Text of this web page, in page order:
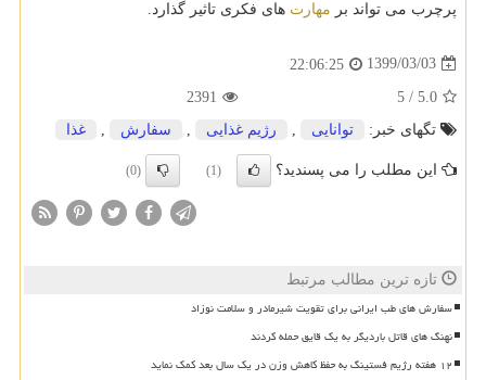
پرچرب می تواند بر مهارت های فکری تاثیر گذارد.
1399/03/03
22:06:25
5.0
/
5
2391
تگهای خبر:
توانایی رژیم غذایی سفارش غذا
این مطلب را می پسندید؟ (1)
(0)
تازه ترین مطالب مرتبط
سفارش های طب ایرانی برای تقویت شیرمادر و سلامت نوزاد
نهنگ های قاتل باردیگر به یک قایق حمله کردند
۱۲ هفته رژیم فستینگ به حفظ کاهش وزن در یک سال بعد کمک نماید